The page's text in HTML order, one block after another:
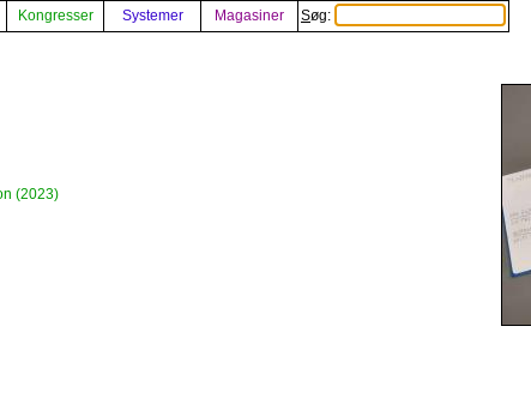
Kongresser Systemer Magasiner Søg:
(2023)